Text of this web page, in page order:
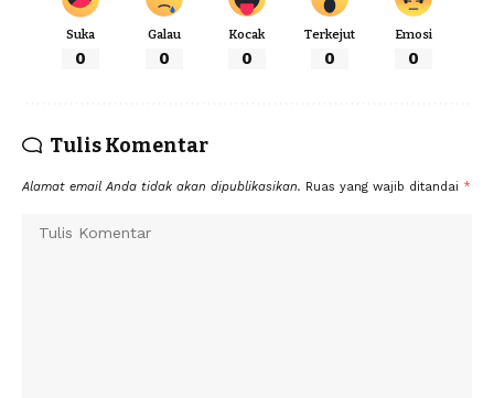
Suka
0
Galau
0
Kocak
0
Terkejut
0
Emosi
0
Tulis Komentar
Alamat email Anda tidak akan dipublikasikan. Ruas yang wajib ditandai *